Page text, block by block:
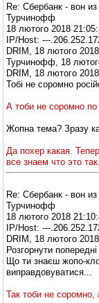
Re: Сбербанк - вон
Турчинофф
18 лютого 2018
IP/Host: ---
DRIM, 18 лютого
Турчинофф, 18
DRIM, 18 лютого
Тобі не соромно
А тоби не соромно
Жопна тема? Зразу
Да похер какая.
все знаем что это
Re: Сбербанк - вон
Турчинофф
18 лютого 2018
IP/Host: ---
DRIM, 18 лютого
Розгорнути попередні
Що ти знаєш жопо-
виправдовуватися...
Так тоби не соромно,